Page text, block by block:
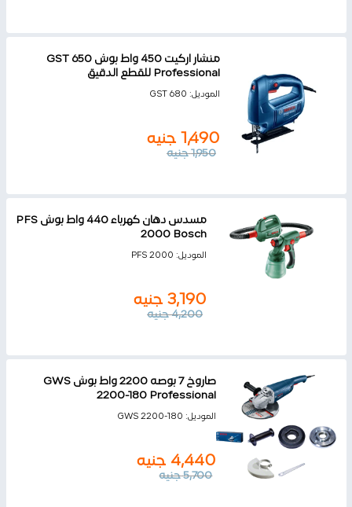
منشار اركيت 450 واط بوش GST 650
Professional للقطع الدقيق
الموديل: GST 680
1,490 جنيه
1,950 جنيه
مسدس دهان كهرباء 440 واط بوش PFS
2000 Bosch
الموديل: PFS 2000
3,190 جنيه
4,200 جنيه
صاروخ 7 بوصه 2200 واط بوش GWS
2200-180 Professional
الموديل: GWS 2200-180
4,440 جنيه
5,700 جنيه